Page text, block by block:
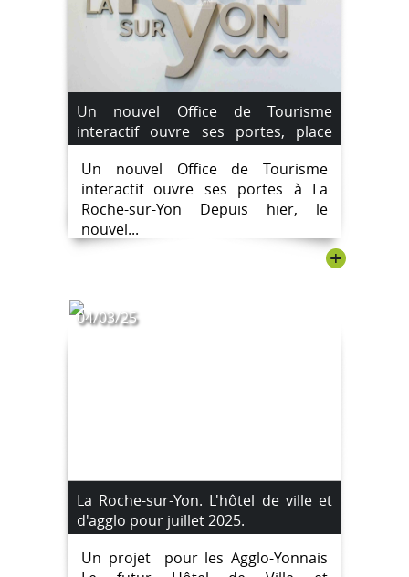
Un nouvel Office de Tourisme
interactif ouvre ses portes, place
Napoléon, à La Roche-sur-Yon.
#destinationlarochesuryon
Un nouvel Office de Tourisme
interactif ouvre ses portes à La
Roche-sur-Yon Depuis hier, le
nouvel...
+
04/03/25
La Roche-sur-Yon. L'hôtel de ville et
d'agglo pour juillet 2025.
Un projet pour les Agglo-Yonnais